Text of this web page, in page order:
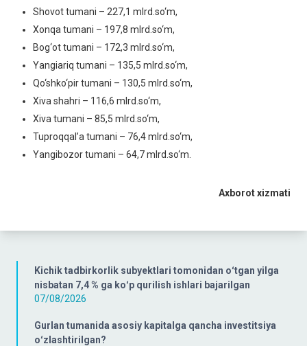
Kichik tadbirkorlik subyektlari tomonidan oʻtgan yilga
nisbatan 7,4 % ga koʻp qurilish ishlari bajarilgan
07/08/2026
Gurlan tumanida asosiy kapitalga qancha investitsiya
oʻzlashtirilgan?
Shovot tumani – 227,1 mlrd.so‘m,
Xonqa tumani – 197,8 mlrd.so‘m,
Bog‘ot tumani – 172,3 mlrd.so‘m,
Yangiariq tumani – 135,5 mlrd.so‘m,
Qo‘shko‘pir tumani – 130,5 mlrd.so‘m,
Xiva shahri – 116,6 mlrd.so‘m,
Xiva tumani – 85,5 mlrd.so‘m,
Tuproqqal’a tumani – 76,4 mlrd.so‘m,
Yangibozor tumani – 64,7 mlrd.so‘m.
Axborot xizmati